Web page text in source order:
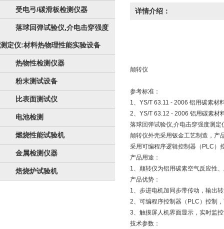
受电弓/碳滑板检测仪器
落球回弹试验仪,介电击穿强度
测定仪:材料热物理性能实验设备
热物性检测仪器
粉末测试设备
比表面测试仪
电池检测
燃烧性能试验机
金属检测仪器
焙烧炉试验机
详情介绍：
颠转仪
参考标准：
1、YS/T 63.11 - 2006 铝用碳素材
2、YS/T 63.12 - 2006 铝用碳素材
落球回弹试验仪,介电击穿强度测定
颠转仪外壳采用钣金工艺制造，产
采用可编程序逻辑控制器（PLC）
产品用途：
1、颠转仪为铝用碳素空气反应性
产品优势：
1、步进电机加同步带传动，输出
2、可编程序控制器（PLC）控制
3、触摸屏人机界面显示，实时监
技术参数：